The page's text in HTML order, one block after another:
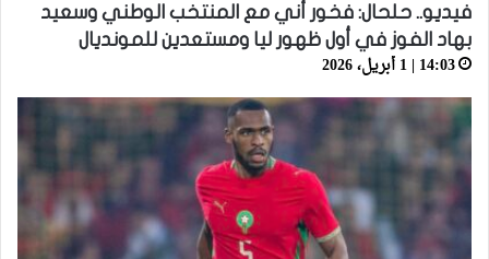
فيديو.. حلحال: فخور أني مع المنتخب الوطني وسعيد
بهاد الفوز في أول ظهور ليا ومستعدين للمونديال
14:03 | 1 أبريل، 2026